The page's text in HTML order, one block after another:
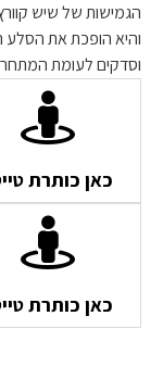
הגמישות של שיש
והיא הופכת את הסלע
וסדקים לעומת
כאן כותרת
כאן כותרת